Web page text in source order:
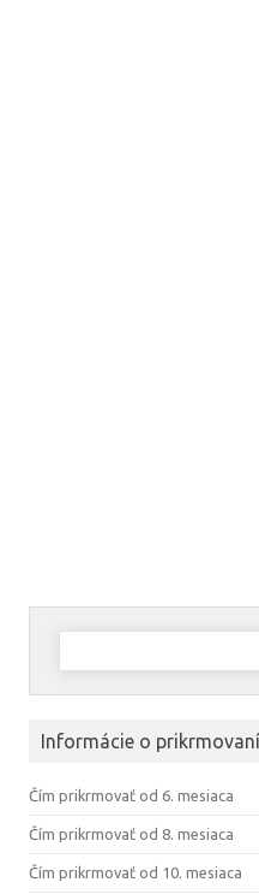
Hľadať:
Informácie o prikrmovaní
Čím prikrmovať od 6. mesiaca
Čím prikrmovať od 8. mesiaca
Čím prikrmovať od 10. mesiaca